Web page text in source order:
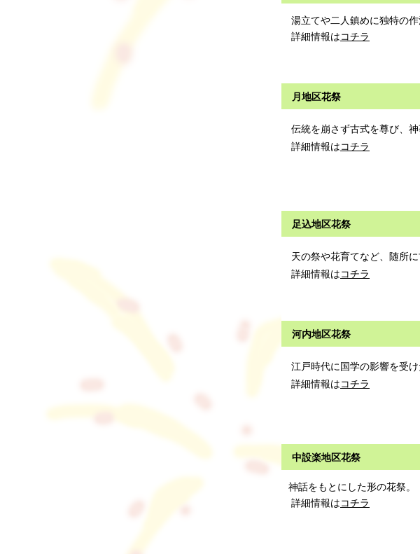
湯立てや二人鎮めに独特の作
詳細情報はコチラ
月地区花祭
伝統を崩さず古式を尊び、神
詳細情報はコチラ
足込地区花祭
天の祭や花育てなど、随所
詳細情報はコチラ
河内地区花祭
江戸時代に国学の影響を受け
詳細情報はコチラ
中設楽地区花祭
神話をもとにした形の花祭。
詳細情報はコチラ